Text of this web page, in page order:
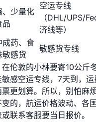
、少量化
品
空运专线
（DHL/UPS/
济线等）
成药、食
敏感货
敏感货专线
伦敦的小林要寄10公
感空运专线，7天到，
更划算。所以，别怕麻
的，航运价格波动、各
或联系客服要当日报价。